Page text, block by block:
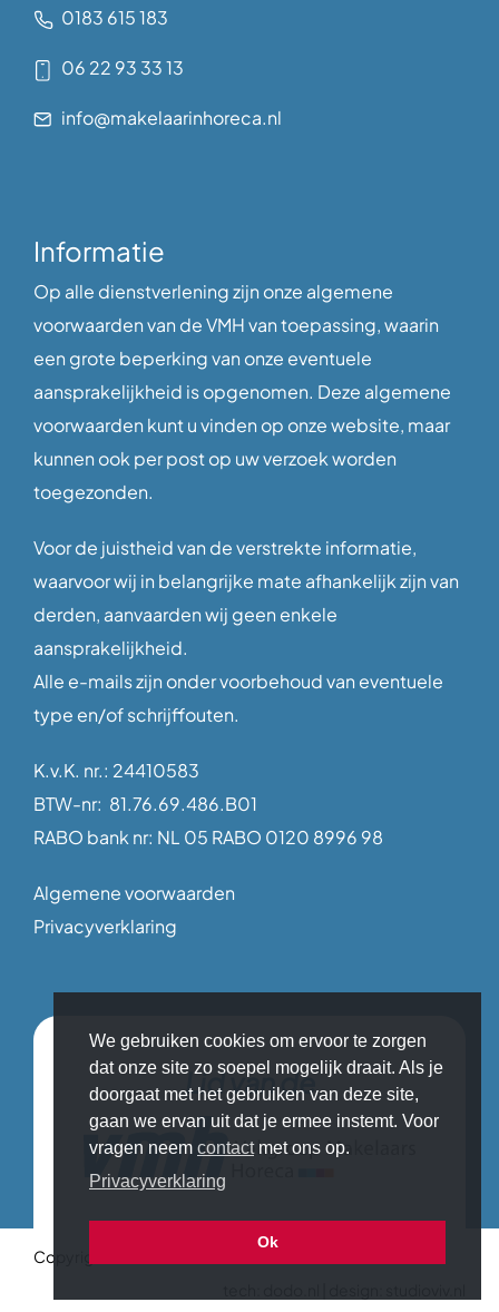
0183 615 183
06 22 93 33 13
info@makelaarinhoreca.nl
Informatie
Op alle dienstverlening zijn onze algemene
voorwaarden van de VMH van toepassing, waarin
een grote beperking van onze eventuele
aansprakelijkheid is opgenomen. Deze algemene
voorwaarden kunt u vinden op onze website, maar
kunnen ook per post op uw verzoek worden
toegezonden.
Voor de juistheid van de verstrekte informatie,
waarvoor wij in belangrijke mate afhankelijk zijn van
derden, aanvaarden wij geen enkele
aansprakelijkheid.
Alle e-mails zijn onder voorbehoud van eventuele
type en/of schrijffouten.
K.v.K. nr.: 24410583
BTW-nr: 81.76.69.486.B01
RABO bank nr: NL 05 RABO 0120 8996 98
Algemene voorwaarden
Privacyverklaring
Lid van de
Copyright © 2026 Makelaar in Horeca
We gebruiken cookies om ervoor te zorgen
dat onze site zo soepel mogelijk draait. Als je
doorgaat met het gebruiken van deze site,
gaan we ervan uit dat je ermee instemt. Voor
vragen neem contactmet ons op.
Privacyverklaring
Ok